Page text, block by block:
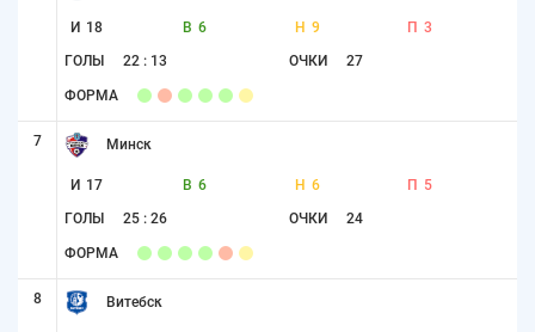
И 18 В 6 Н 9 П 3
ГОЛЫ 22 : 13 ОЧКИ 27
ФОРМА
7 Минск
И 17 В 6 Н 6 П 5
ГОЛЫ 25 : 26 ОЧКИ 24
ФОРМА
8 Витебск